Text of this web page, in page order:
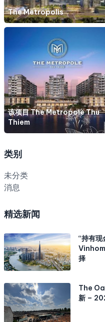
The Metropolis
该项目 The Metropole Thu
Thiem
类别
未分类
消息
精选新闻
“持有
择
The
新 –